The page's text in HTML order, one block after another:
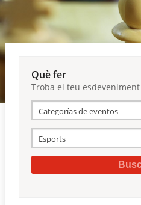
Comunicació
València en esport
Reserves
Què fer
Troba el teu esdeveniment